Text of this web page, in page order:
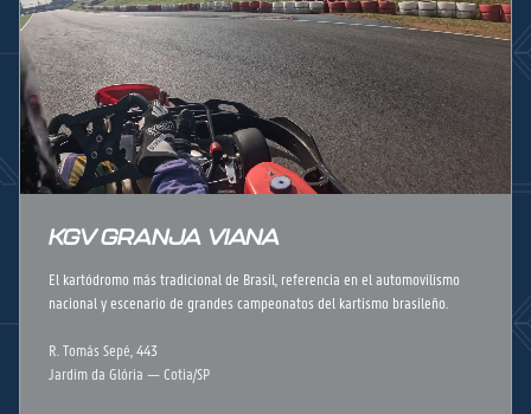
KGV GRANJA VIANA
El kartódromo más tradicional de Brasil, referencia en el automovilismo
nacional y escenario de grandes campeonatos del kartismo brasileño.
R. Tomás Sepé, 443
Jardim da Glória — Cotia/SP